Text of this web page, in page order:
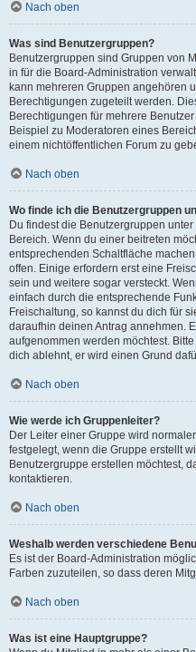
Nach oben
Was sind Benutzergruppen?
Benutzergruppen sind Gruppen von
in für die Board-Administration
kann mehreren Gruppen angehören
Berechtigungen zugeteilt werden.
Berechtigungen für mehrere
Beispiel zu Moderatoren eines
einem nichtöffentlichen Forum zu
Nach oben
Wo finde ich die Benutzergruppen
Du findest die Benutzergruppen
Bereich. Wenn du einer beitreten
entsprechenden Schaltfläche
offen. Einige erfordern erst eine
sein und weitere sogar versteckt.
einfach durch die entsprechende
Freischaltung, so kannst du dich für
daraufhin deinen Antrag annehmen.
aufgenommen werden möchtest.
dich ablehnt, er wird einen Grund
Nach oben
Wie werde ich Gruppenleiter?
Der Leiter einer Gruppe wird
festgelegt, wenn die Gruppe erstellt
Benutzergruppe erstellen möchtest,
kontaktieren.
Nach oben
Weshalb werden verschiedene
Es ist der Board-Administration
Farben zuzuteilen, so dass deren
Nach oben
Was ist eine Hauptgruppe?